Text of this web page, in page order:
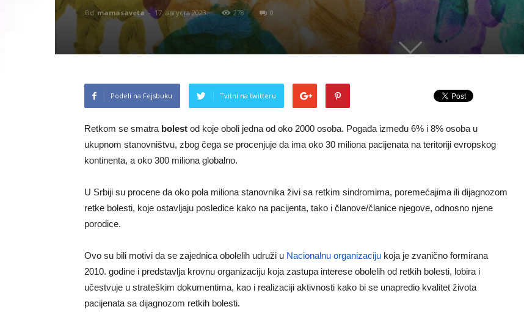
Od mamasaveta - 17. августа 2023. 278 0
Podeli na Fejsbuku Tvitni na twitteru
Retkom se smatra bolest od koje oboli jedna od oko 2000 osoba. Pogađa između 6% i 8% osoba u
ukupnom stanovništvu, zbog čega se procenjuje da ima oko 30 miliona pacijenata na teritoriji evropskog
kontinenta, a oko 300 miliona globalno.
U Srbiji su procene da oko pola miliona stanovnika živi sa retkim sindromima, poremećajima ili dijagnozom
retke bolesti, koje ostavljaju posledice kako na pacijenta, tako i članove/članice njegove, odnosno njene
porodice.
Ovo su bili motivi da se zajednica obolelih udruži u Nacionalnu organizaciju koja je zvanično formirana
2010. godine i predstavlja krovnu organizaciju koja zastupa interese obolelih od retkih bolesti, lobira i
učestvuje u strateškim dokumentima, kao i realizaciji aktivnosti kako bi se unapredio kvalitet života
pacijenata sa dijagnozom retkih bolesti.